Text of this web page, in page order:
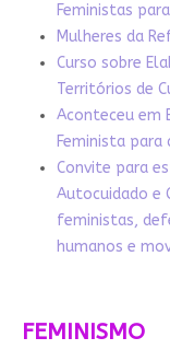
Feministas
Mulheres da
Curso sobre
Territórios de
Aconteceu em
Feminista para
Convite para
Autocuidado e
feministas,
humanos e
FEMINISMO